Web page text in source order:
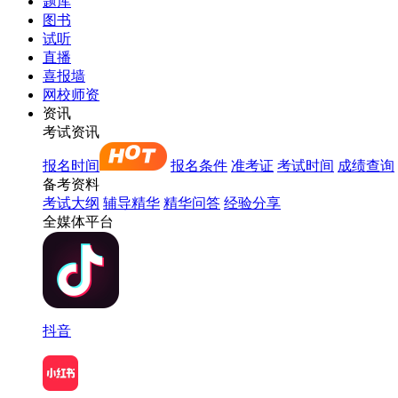
图书
试听
直播
喜报墙
网校师资
资讯
考试资讯
报名时间 报名条件 准考证 考试时间 成绩查询
备考资料
考试大纲 辅导精华 精华问答 经验分享
全媒体平台
抖音